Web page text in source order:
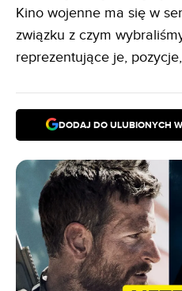
Kino wojenne ma się w
związku z czym
reprezentujące je,
DODAJ DO ULUBIONYCH